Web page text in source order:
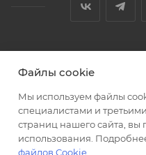
Разработка
Файлы cookie
Мы используем файлы
специалистами и
страниц нашего сайта, вы
использования.
файлов Cookie